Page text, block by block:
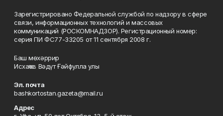
Зарегистрировано Федеральной службой по надзору в сфере
связи, информационных технологий и массовых
коммуникаций (РОСКОМНАДЗОР). Регистрационный номер:
серия ПИ ФС77-33205 от 11 сентября 2008 г.
Баш мөхәррир
Исхаҡов Вәдүт Ғәйфулла улы
Эл. почта
bashkortostan.gazeta@mail.ru
Адрес